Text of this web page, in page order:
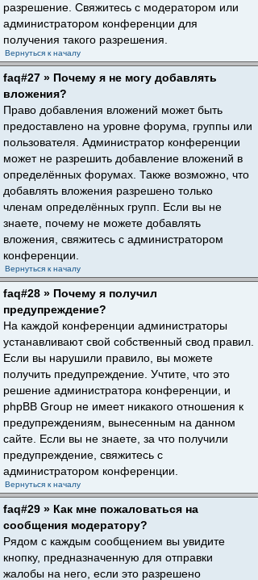
разрешение. Свяжитесь с модератором или
администратором конференции для
получения такого разрешения.
Вернуться к началу
faq#27 » Почему я не могу добавлять
вложения?
Право добавления вложений может быть
предоставлено на уровне форума, группы или
пользователя. Администратор конференции
может не разрешить добавление вложений в
определённых форумах. Также возможно, что
добавлять вложения разрешено только
членам определённых групп. Если вы не
знаете, почему не можете добавлять
вложения, свяжитесь с администратором
конференции.
Вернуться к началу
faq#28 » Почему я получил
предупреждение?
На каждой конференции администраторы
устанавливают свой собственный свод правил.
Если вы нарушили правило, вы можете
получить предупреждение. Учтите, что это
решение администратора конференции, и
phpBB Group не имеет никакого отношения к
предупреждениям, вынесенным на данном
сайте. Если вы не знаете, за что получили
предупреждение, свяжитесь с
администратором конференции.
Вернуться к началу
faq#29 » Как мне пожаловаться на
сообщения модератору?
Рядом с каждым сообщением вы увидите
кнопку, предназначенную для отправки
жалобы на него, если это разрешено